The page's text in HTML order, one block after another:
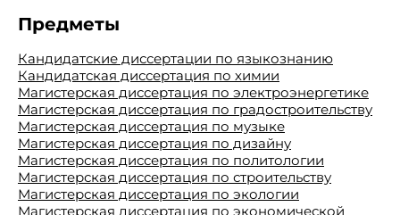
Предметы
Кандидатские диссертации по языкознанию
Кандидатская диссертация по химии
Магистерская диссертация по электроэнергетике
Магистерская диссертация по градостроительству
Магистерская диссертация по музыке
Магистерская диссертация по дизайну
Магистерская диссертация по политологии
Магистерская диссертация по строительству
Магистерская диссертация по экологии
Магистерская диссертация по экономической